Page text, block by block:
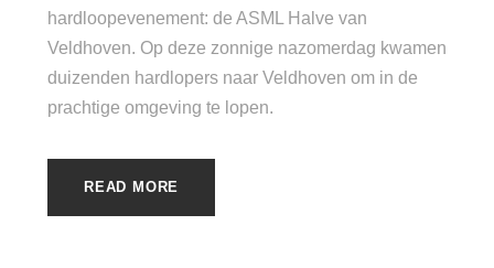
hardloopevenement: de ASML Halve van
Veldhoven. Op deze zonnige nazomerdag kwamen
duizenden hardlopers naar Veldhoven om in de
prachtige omgeving te lopen.
READ MORE